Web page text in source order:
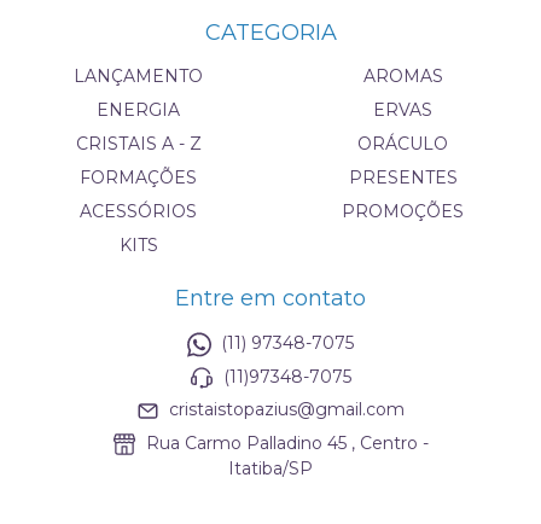
CATEGORIA
LANÇAMENTO
ENERGIA
CRISTAIS A - Z
FORMAÇÕES
ACESSÓRIOS
KITS
AROMAS
ERVAS
ORÁCULO
PRESENTES
PROMOÇÕES
Entre em contato
(11) 97348-7075
(11)97348-7075
cristaistopazius@gmail.com
Rua Carmo Palladino 45 , Centro -
Itatiba/SP